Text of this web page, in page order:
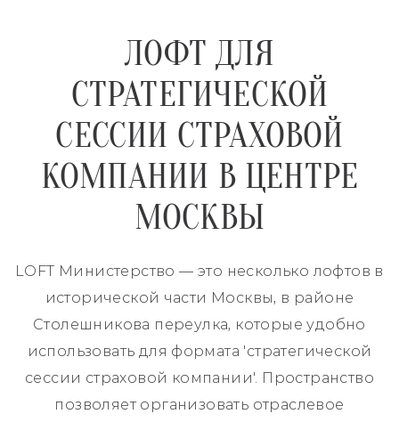
ЛОФТ ДЛЯ
СТРАТЕГИЧЕСКОЙ
СЕССИИ СТРАХОВОЙ
КОМПАНИИ В ЦЕНТРЕ
МОСКВЫ
LOFT Министерство — это несколько лофтов в
исторической части Москвы, в районе
Столешникова переулка, которые удобно
использовать для формата 'стратегической
сессии страховой компании'. Пространство
позволяет организовать отраслевое